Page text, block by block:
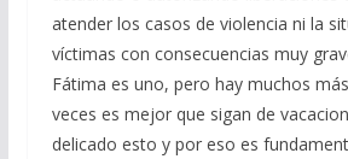
atender los casos de violencia ni la
víctimas con consecuencias muy
Fátima es uno, pero hay muchos
veces es mejor que sigan de
delicado esto y por eso es